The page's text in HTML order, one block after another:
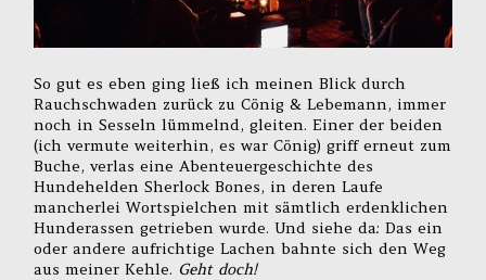
So gut es eben ging ließ ich meinen Blick durch
Rauchschwaden zurück zu Cönig & Lebemann, immer
noch in Sesseln lümmelnd, gleiten. Einer der beiden
(ich vermute weiterhin, es war Cönig) griff erneut zum
Buche, verlas eine Abenteuergeschichte des
Hundehelden Sherlock Bones, in deren Laufe
mancherlei Wortspielchen mit sämtlich erdenklichen
Hunderassen getrieben wurde. Und siehe da: Das ein
oder andere aufrichtige Lachen bahnte sich den Weg
aus meiner Kehle. Geht doch!